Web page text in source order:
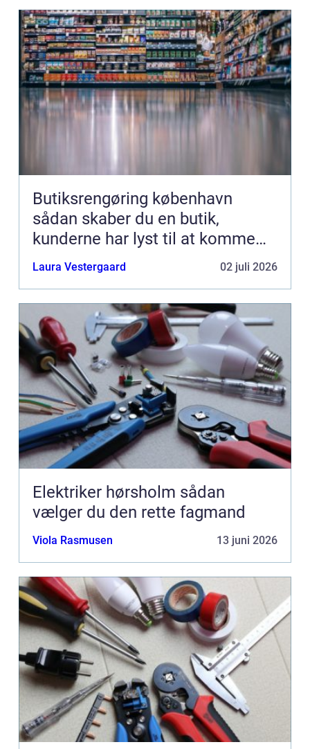
Butiksrengøring københavn
sådan skaber du en butik,
kunderne har lyst til at komme
tilbage til
Laura Vestergaard 02 juli 2026
Elektriker hørsholm sådan
vælger du den rette fagmand
Viola Rasmusen 13 juni 2026